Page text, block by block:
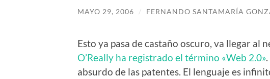
MAYO 29, 2006 / FERNANDO SANTAMARÍA
Esto ya pasa de castaño oscuro, va llegar al
O’Really ha registrado el término «Web 2.0»
absurdo de las patentes. El lenguaje es